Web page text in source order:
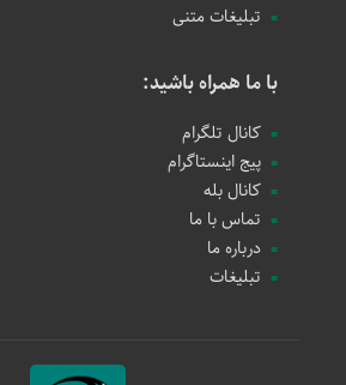
تبلیغات متنی
با ما همراه باشید:
کانال تلگرام
پیج اینستاگرام
کانال بله
تماس با ما
درباره ما
تبلیغات